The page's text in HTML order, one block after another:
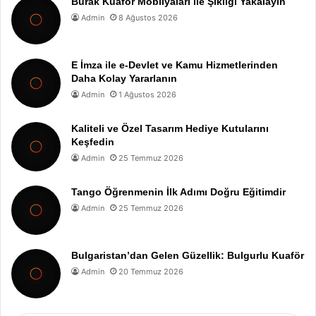
Admin 8 Ağustos 2026
E İmza ile e-Devlet ve Kamu Hizmetlerinden
Daha Kolay Yararlanın
Admin 1 Ağustos 2026
Kaliteli ve Özel Tasarım Hediye Kutularını
Keşfedin
Admin 25 Temmuz 2026
Tango Öğrenmenin İlk Adımı Doğru Eğitimdir
Admin 25 Temmuz 2026
Bulgaristan’dan Gelen Güzellik: Bulgurlu Kuaför
Admin 20 Temmuz 2026